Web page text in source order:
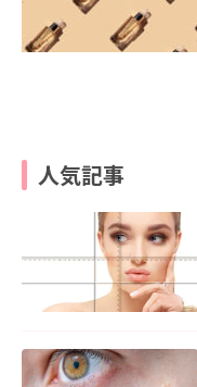
人気記事